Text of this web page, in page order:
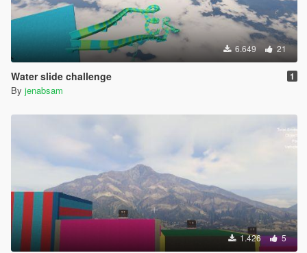
6.649 21
Water slide challenge 1
By jenabsam
1.426 5